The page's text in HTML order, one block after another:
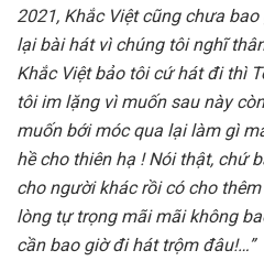
2021, Khắc Việt cũng chưa
lại bài hát vì chúng tôi nghĩ
Khắc Việt bảo tôi cứ hát đi thì
tôi im lặng vì muốn sau này
muốn bới móc qua lại làm gì
hề cho thiên hạ ! Nói thật, chứ
cho người khác rồi có cho
lòng tự trọng mãi mãi không
cần bao giờ đi hát trộm đâu!…”